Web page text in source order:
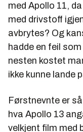
med Apollo 11,
med drivstoff
avbrytes? Og
hadde en feil
nesten kostet
ikke kunne lande
Førstnevnte er
hva Apollo 13
velkjent film med